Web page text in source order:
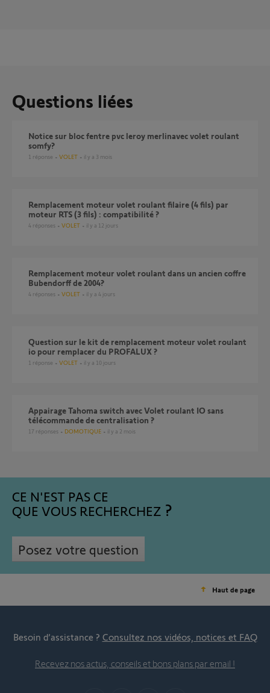
Questions liées
notice sur bloc fentre pvc leroy merlinavec volet roulant
somfy?
1 réponse VOLET il y a 3 mois
Remplacement moteur volet roulant filaire (4 fils) par
moteur RTS (3 fils) : compatibilité ?
4 réponses VOLET il y a 12 jours
Remplacement moteur volet roulant dans un ancien coffre
Bubendorff de 2004?
4 réponses VOLET il y a 4 jours
Question sur le kit de remplacement moteur volet roulant
io pour remplacer du PROFALUX ?
1 réponse VOLET il y a 10 jours
Appairage Tahoma switch avec Volet roulant IO sans
télécommande de centralisation ?
17 réponses DOMOTIQUE il y a 2 mois
CE N'EST PAS CE
QUE VOUS RECHERCHEZ
Posez votre question
Haut de page
Besoin d’assistance ? Consultez nos vidéos, notices et FAQ
Recevez nos actus, conseils et bons plans par email !